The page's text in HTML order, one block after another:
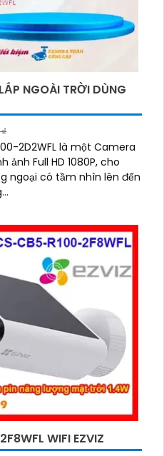
NGOÀI TRỜI DÙNG
2D2WFL là một Camera
Full HD 1080P, cho
ngoại có tầm nhìn lên đến
WIFI EZVIZ